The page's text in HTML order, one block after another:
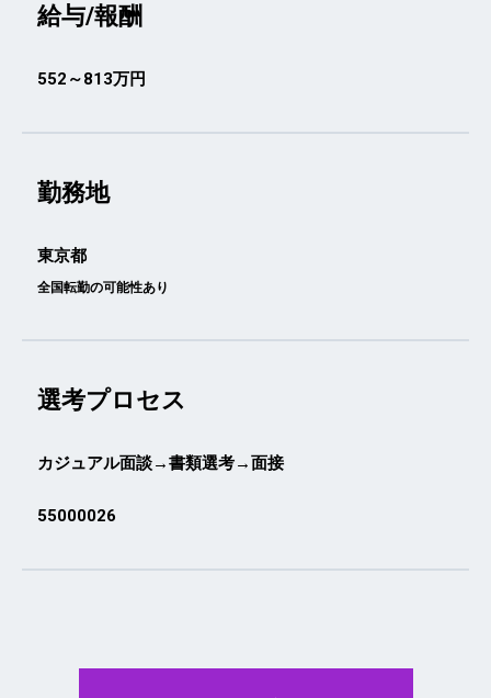
給与/報酬
552～813万円
勤務地
東京都
全国転勤の可能性あり
選考プロセス
カジュアル面談→書類選考→面接
55000026